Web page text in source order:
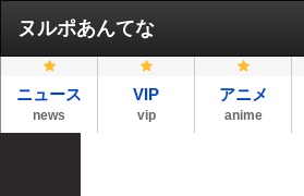
ヌルポあんてな
ニュース
news
VIP
vip
アニメ
anime